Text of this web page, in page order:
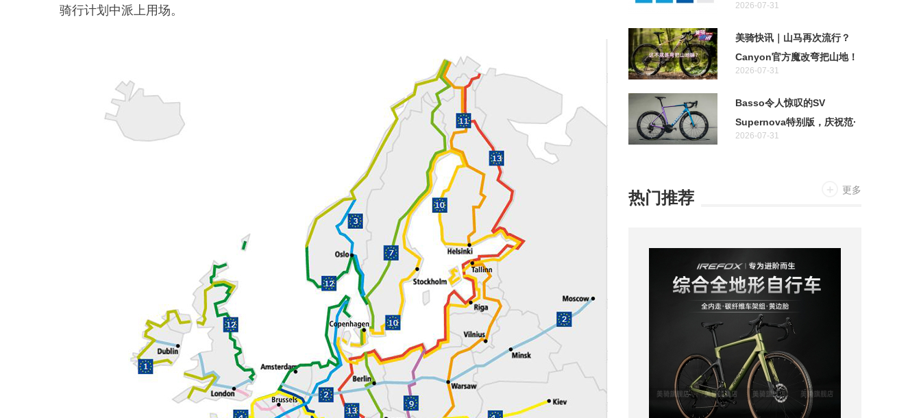
骑行计划中派上用场。
2026-07-31
美骑快讯｜山马再次流行？
Canyon官方魔改弯把山地！
特斯拉首款两轮车居然不是电
2026-07-31
Basso令人惊叹的SV
Supernova特别版，庆祝范·
阿维马特奥运金牌十周年
2026-07-31
热门推荐 更多